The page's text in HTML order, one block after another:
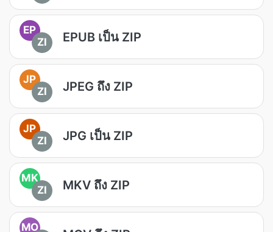
EP
ZI
EPUB เป็น ZIP
JP
ZI
JPEG ถึง ZIP
JP
ZI
JPG เป็น ZIP
MK
ZI
MKV ถึง ZIP
MO